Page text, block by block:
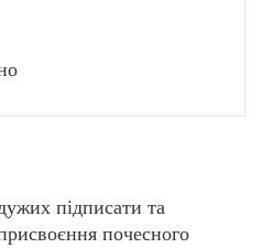
підписати та
почесного